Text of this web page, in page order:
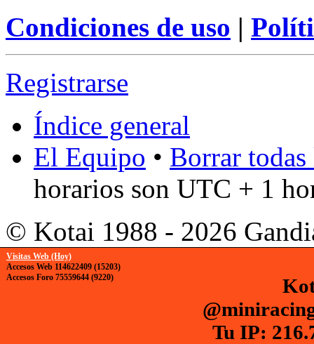
Condiciones de uso |
Registrarse
Índice general
El Equipo • Borrar
horarios son UTC + 1
© Kotai 1988 - 2026
Visitas Web (Hoy)
Accesos Web 114622409 (15203)
Accesos Foro 75559644 (9220)
Tu IP: